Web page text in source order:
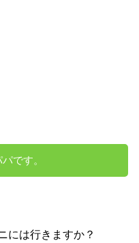
です。
には行きますか？